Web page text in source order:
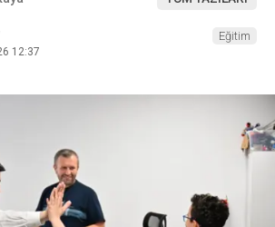
12:37
Eğitim